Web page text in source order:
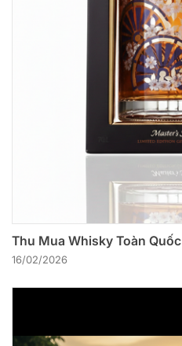
Thu Mua Whisky Toàn Quốc
16/02/2026